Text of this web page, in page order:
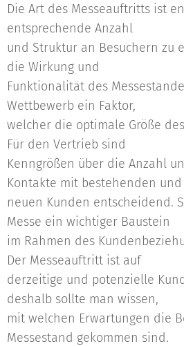
Die Art des Messeauftritts ist
entsprechende Anzahl
und Struktur an Besuchern zu
die Wirkung und
Funktionalität des
Wettbewerb ein Faktor,
welcher die optimale Größe
Für den Vertrieb sind
Kenngrößen über die Anzahl
Kontakte mit bestehenden und
neuen Kunden entscheidend.
Messe ein wichtiger Baustein
im Rahmen des
Der Messeauftritt ist auf
derzeitige und potenzielle
deshalb sollte man wissen,
mit welchen Erwartungen die
Messestand gekommen sind.